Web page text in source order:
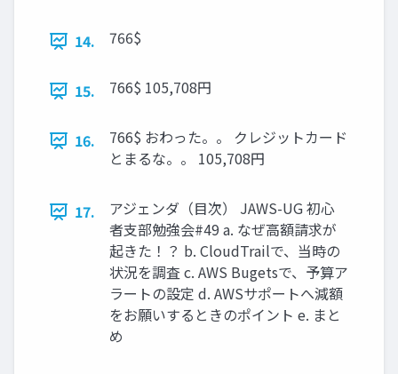
14. 766$
15. 766$ 105,708円
16.
766$ おわった。。 クレジットカード
とまるな。。 105,708円
17.
アジェンダ（目次） JAWS-UG 初心
者支部勉強会#49 a. なぜ高額請求が
起きた！？ b. CloudTrailで、当時の
状況を調査 c. AWS Bugetsで、予算ア
ラートの設定 d. AWSサポートへ減額
をお願いするときのポイント e. まと
め